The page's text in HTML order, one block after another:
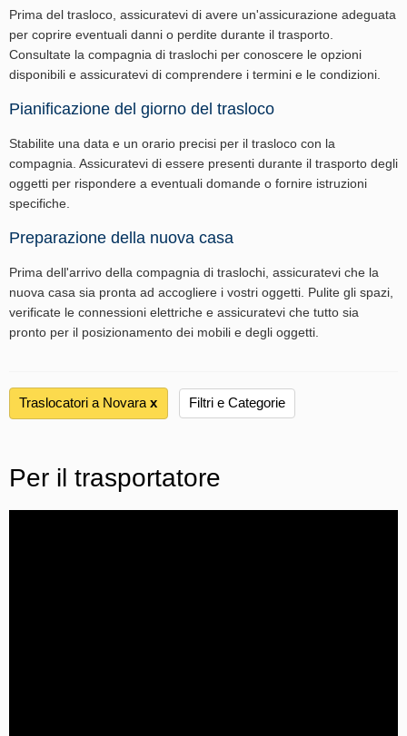
Prima del trasloco, assicuratevi di avere un'assicurazione adeguata
per coprire eventuali danni o perdite durante il trasporto.
Consultate la compagnia di traslochi per conoscere le opzioni
disponibili e assicuratevi di comprendere i termini e le condizioni.
Pianificazione del giorno del trasloco
Stabilite una data e un orario precisi per il trasloco con la
compagnia. Assicuratevi di essere presenti durante il trasporto degli
oggetti per rispondere a eventuali domande o fornire istruzioni
specifiche.
Preparazione della nuova casa
Prima dell'arrivo della compagnia di traslochi, assicuratevi che la
nuova casa sia pronta ad accogliere i vostri oggetti. Pulite gli spazi,
verificate le connessioni elettriche e assicuratevi che tutto sia
pronto per il posizionamento dei mobili e degli oggetti.
Traslocatori a Novara х Filtri e Categorie
Per il trasportatore